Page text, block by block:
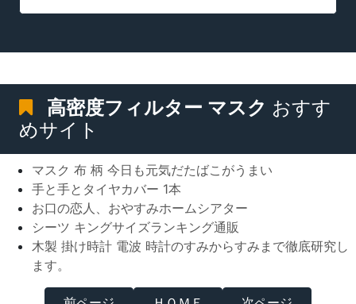
高密度フィルター マスク おすす
めサイト
マスク 布 柄 今日も元気だたばこがうまい
手と手とタイヤカバー 1本
お口の恋人、おやすみホームシアター
シーツ キングサイズランキング通販
木製 掛け時計 電波 時計のすみからすみまで徹底研究し
ます。